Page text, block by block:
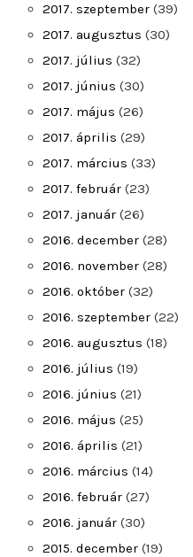
2017. szeptember (39)
2017. augusztus (30)
2017. július (32)
2017. június (30)
2017. május (26)
2017. április (29)
2017. március (33)
2017. február (23)
2017. január (26)
2016. december (28)
2016. november (28)
2016. október (32)
2016. szeptember (22)
2016. augusztus (18)
2016. július (19)
2016. június (21)
2016. május (25)
2016. április (21)
2016. március (14)
2016. február (27)
2016. január (30)
2015. december (19)